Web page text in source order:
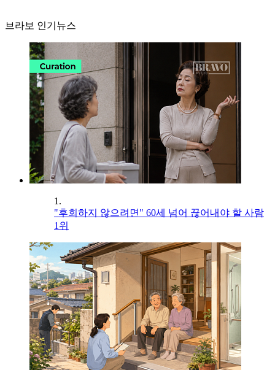
브라보 인기뉴스
1.
"후회하지 않으려면" 60세 넘어 끊어내야 할 사람
1위